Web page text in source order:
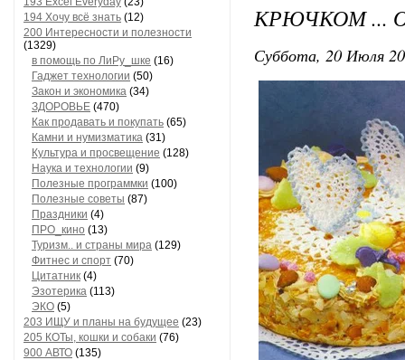
194 Хочу всё знать (12)
200 Интересности и полезности
(1329)
в помощь по ЛиРу_шке (16)
Гаджет технологии (50)
Закон и экономика (34)
ЗДОРОВЬЕ (470)
Как продавать и покупать (65)
Камни и нумизматика (31)
Культура и просвещение (128)
Наука и технологии (9)
Полезные программки (100)
Полезные советы (87)
Праздники (4)
ПРО_кино (13)
Туризм.. и страны мира (129)
Фитнес и спорт (70)
Цитатник (4)
Эзотерика (113)
ЭКО (5)
203 ИЩУ и планы на будущее (23)
205 КОТы, кошки и собаки (76)
900 АВТО (135)
КРЮЧКОМ ...
Суббота, 20 Июля